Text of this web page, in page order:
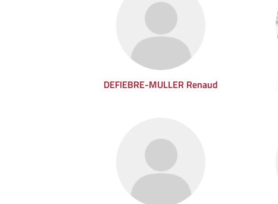
DEFIEBRE-MULLER Renaud